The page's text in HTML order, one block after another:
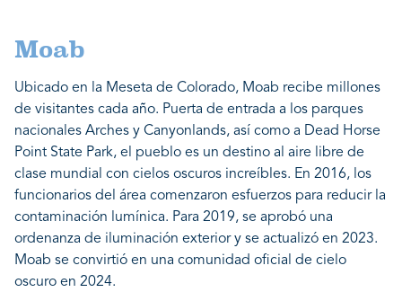
Moab
Ubicado en la Meseta de Colorado, Moab recibe millones
de visitantes cada año. Puerta de entrada a los parques
nacionales Arches y Canyonlands, así como a Dead Horse
Point State Park, el pueblo es un destino al aire libre de
clase mundial con cielos oscuros increíbles. En 2016, los
funcionarios del área comenzaron esfuerzos para reducir la
contaminación lumínica. Para 2019, se aprobó una
ordenanza de iluminación exterior y se actualizó en 2023.
Moab se convirtió en una comunidad oficial de cielo
oscuro en 2024.